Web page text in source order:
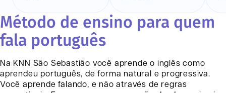
Método de ensino para quem
fala português
Na KNN São Sebastião você aprende o inglês como
aprendeu português, de forma natural e progressiva.
Você aprende falando, e não através de regras